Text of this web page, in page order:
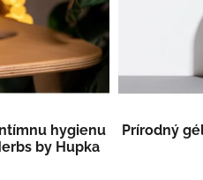
hygienu
by Hupka
Prírodný